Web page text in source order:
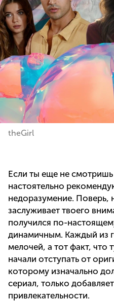
theGirl
Если ты еще не
настоятельно
недоразумение. Поверь,
заслуживает твоего
получился по-
динамичным. Каждый из
мелочей, а тот факт, что
начали отступать от
которому изначально
сериал, только
привлекательности.